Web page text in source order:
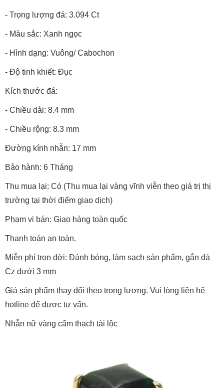
- Trọng lượng đá: 3.094 Ct
- Màu sắc: Xanh ngọc
- Hình dạng: Vuông/ Cabochon
- Độ tinh khiết: Đục
Kích thước đá:
- Chiều dài: 8.4 mm
- Chiều rộng: 8.3 mm
Đường kính nhẫn: 17 mm
Bảo hành: 6 Tháng
Thu mua lại: Có (Thu mua lại vàng vĩnh viễn theo giá trị thị
trường tại thời điểm giao dịch)
Phạm vi bán: Giao hàng toàn quốc
Thanh toán an toàn.
Miễn phí trọn đời: Đánh bóng, làm sạch sản phẩm, gắn đá
Cz dưới 3 mm
Giá sản phẩm thay đổi theo trọng lượng. Vui lòng liên hệ
hotline để được tư vấn.
Nhẫn nữ vàng cẩm thạch tài lộc